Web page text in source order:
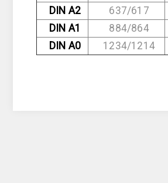
DIN A2
637/617
DIN A1
884/864
DIN A0
1234/1214